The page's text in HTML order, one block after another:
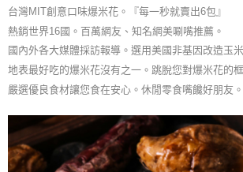
３．未成年的使用者請事先徵得法定代理人或監護人
「AFTEE先享後付」，若未經同意申辦者引起之損失
任。
４．使用「AFTEE先享後付」時，將依據個別帳號之
時審查核予不同之上限額度；若仍有額度不足之情形
５．嚴禁一人註冊多個帳號或使用他人資訊註冊。若
每筆NT$120，滿NT$1,500(含以上)免運費
台灣MIT創意口味爆米花。『每一秒就賣出6包』
熱銷世界16國。百萬網友、知名網美唰嘴推薦。
國內外各大媒體採訪報導。選用美國非基因改造玉
地表最好吃的爆米花沒有之一。跳脫您對爆米花的
嚴選優良食材讓您食在安心。休閒零食嘴饞好朋友。